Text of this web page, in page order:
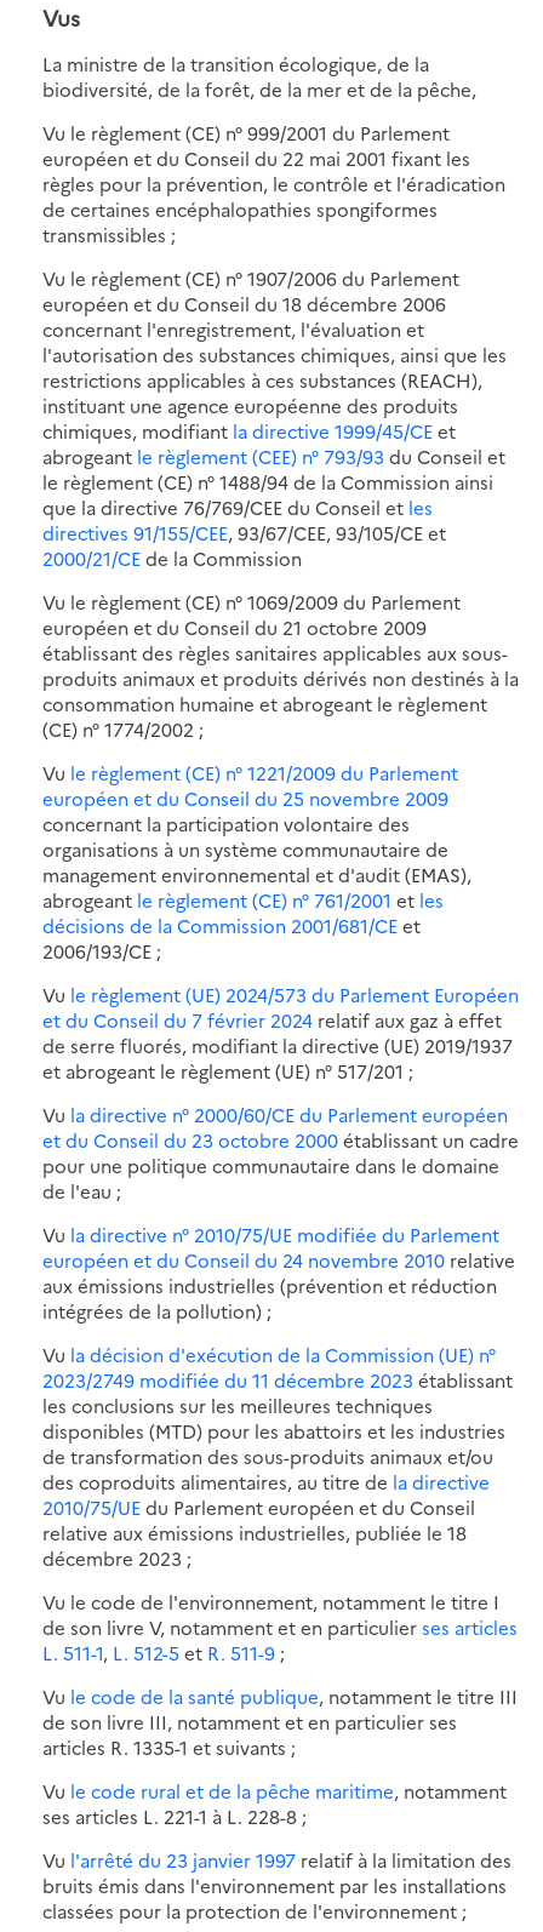
Vus
La ministre de la transition écologique, de la
biodiversité, de la forêt, de la mer et de la pêche,
Vu le règlement (CE) n° 999/2001 du Parlement
européen et du Conseil du 22 mai 2001 fixant les
règles pour la prévention, le contrôle et l'éradication
de certaines encéphalopathies spongiformes
transmissibles ;
Vu le règlement (CE) n° 1907/2006 du Parlement
européen et du Conseil du 18 décembre 2006
concernant l'enregistrement, l'évaluation et
l'autorisation des substances chimiques, ainsi que les
restrictions applicables à ces substances (REACH),
instituant une agence européenne des produits
chimiques, modifiant la directive 1999/45/CEet
abrogeant le règlement (CEE) n° 793/93 du Conseil et
le règlement (CE) n° 1488/94 de la Commission ainsi
que la directive 76/769/CEE du Conseil et les
directives 91/155/CEE, 93/67/CEE, 93/105/CE et
2000/21/CEde la Commission
Vu le règlement (CE) n° 1069/2009 du Parlement
européen et du Conseil du 21 octobre 2009
établissant des règles sanitaires applicables aux sous-
produits animaux et produits dérivés non destinés à la
consommation humaine et abrogeant le règlement
(CE) n° 1774/2002 ;
Vu le règlement (CE) n° 1221/2009 du Parlement
européen et du Conseil du 25 novembre 2009
concernant la participation volontaire des
organisations à un système communautaire de
management environnemental et d'audit (EMAS),
abrogeant le règlement (CE) n° 761/2001 et les
décisions de la Commission 2001/681/CEet
2006/193/CE ;
Vu le règlement (UE) 2024/573 du Parlement Européen
et du Conseil du 7 février 2024 relatif aux gaz à effet
de serre fluorés, modifiant la directive (UE) 2019/1937
et abrogeant le règlement (UE) n° 517/201 ;
Vu la directive n° 2000/60/CE du Parlement européen
et du Conseil du 23 octobre 2000établissant un cadre
pour une politique communautaire dans le domaine
de l'eau ;
Vu la directive n° 2010/75/UE modifiée du Parlement
européen et du Conseil du 24 novembre 2010 relative
aux émissions industrielles (prévention et réduction
intégrées de la pollution) ;
Vu la décision d'exécution de la Commission (UE) n°
2023/2749 modifiée du 11 décembre 2023 établissant
les conclusions sur les meilleures techniques
disponibles (MTD) pour les abattoirs et les industries
de transformation des sous-produits animaux et/ou
des coproduits alimentaires, au titre de la directive
2010/75/UEdu Parlement européen et du Conseil
relative aux émissions industrielles, publiée le 18
décembre 2023 ;
Vu le code de l'environnement, notamment le titre I
de son livre V, notamment et en particulierses articles
L. 511-1, L. 512-5 et R. 511-9 ;
Vu le code de la santé publique, notamment le titre III
de son livre III, notamment et en particulier ses
articles R. 1335-1 et suivants ;
Vu le code rural et de la pêche maritime, notamment
ses articles L. 221-1 à L. 228-8 ;
Vu l'arrêté du 23 janvier 1997 relatif à la limitation des
bruits émis dans l'environnement par les installations
classées pour la protection de l'environnement ;